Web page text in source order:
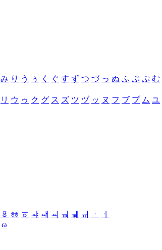
み り う ぅ く ぐ す ず つ づ っ ぬ ふ ぶ ぷ む
リ ウ ゥ ク グ ス ズ ツ ヅ ッ ヌ フ ブ プ ム ユ
ㆄ ㆅ ㆆ ㆇ ㆈ ㆉ ㆊ ㆋ ㆌ ㆍ
ㆎ
ω